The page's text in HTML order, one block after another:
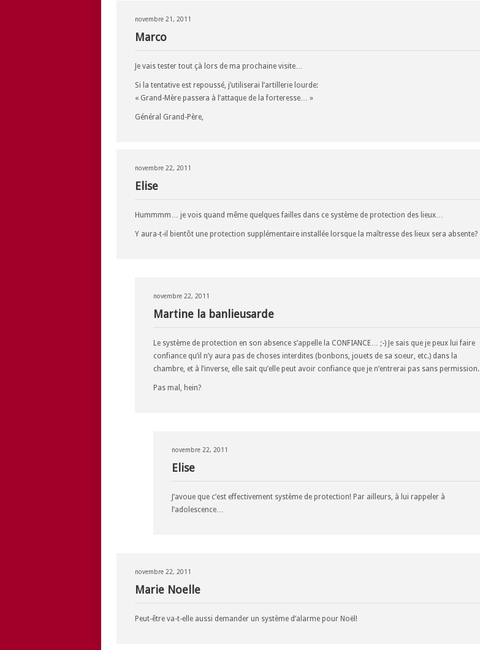
novembre 21, 2011
Marco
Je vais tester tout çà lors de ma prochaine visite…
Si la tentative est repoussé, j’utiliserai l’artillerie lourde:
« Grand-Mère passera à l’attaque de la forteresse… »
Général Grand-Père,
novembre 22, 2011
Elise
Hummmm… je vois quand même quelques failles dans ce système de protection des lieux…
Y aura-t-il bientôt une protection supplémentaire installée lorsque la maîtresse des lieux sera absente?
novembre 22, 2011
Martine la banlieusarde
Le système de protection en son absence s’appelle la CONFIANCE… ;-) Je sais que je peux lui faire
confiance qu’il n’y aura pas de choses interdites (bonbons, jouets de sa soeur, etc.) dans la
chambre, et à l’inverse, elle sait qu’elle peut avoir confiance que je n’entrerai pas sans permission.
Pas mal, hein?
novembre 22, 2011
Elise
J’avoue que c’est effectivement système de protection! Par ailleurs, à lui rappeler à
l’adolescence…
novembre 22, 2011
Marie Noelle
Peut-être va-t-elle aussi demander un système d’alarme pour Noël!